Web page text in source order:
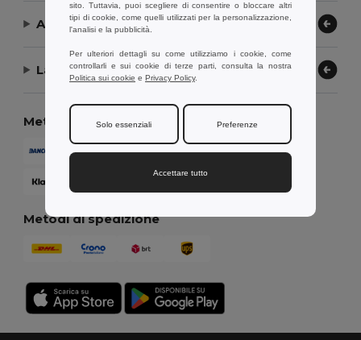
Aiuto or Assistenza
La nostra azienda
Metodi di pagamento
Metodi di spedizione
sito. Tuttavia, puoi scegliere di consentire o bloccare altri
tipi di cookie, come quelli utilizzati per la personalizzazione,
l'analisi e la pubblicità.
Per ulteriori dettagli su come utilizziamo i cookie, come
controllarli e sui cookie di terze parti, consulta la nostra
Politica sui cookie e Privacy Policy.
Solo essenziali Preferenze
Accettare tutto